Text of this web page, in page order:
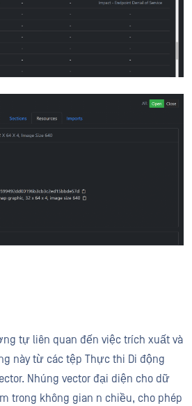
tự liên quan đến việc trích xuất và
này từ các tệp Thực thi Di động
Nhúng vector đại diện cho dữ
trong không gian n chiều, cho phép